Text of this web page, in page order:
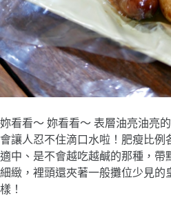
妳看看～ 妳看看～ 表層油亮油亮
會讓人忍不住滴口水啦！肥瘦比
適中、是不會越吃越鹹的那種，帶
細緻，裡頭還夾著一般攤位少見的
樣！